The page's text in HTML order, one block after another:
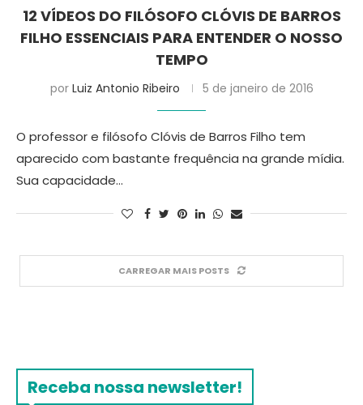
12 VÍDEOS DO FILÓSOFO CLÓVIS DE BARROS
FILHO ESSENCIAIS PARA ENTENDER O NOSSO
TEMPO
por Luiz Antonio Ribeiro 5 de janeiro de 2016
O professor e filósofo Clóvis de Barros Filho tem
aparecido com bastante frequência na grande mídia.
Sua capacidade…
CARREGAR MAIS POSTS
Receba nossa newsletter!